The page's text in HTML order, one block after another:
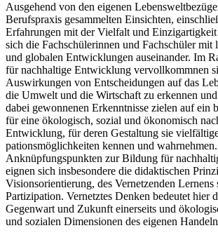
Ausgehend von den eigenen
Berufspraxis gesammel­ten Einsichten,
Erfahrungen mit der Vielfalt und Einzigartigkeit
sich die Fachschülerinnen und Fachschüler mit
und globalen Entwicklungen auseinander. Im
für nachhaltige Entwicklung vervollkommnen
Auswirkungen von Entscheidungen auf das
die Umwelt und die Wirtschaft zu erkennen
dabei gewonnenen Erkenntnisse zielen auf ein
für eine ökologisch, sozial und ökonomisch
Entwicklung, für deren Gestaltung sie
pationsmöglichkeiten kennen und
Anknüpfungspunkten zur Bildung für
eignen sich insbesondere die didaktischen
Visionsorientierung, des Vernetzenden Lernens
Partizipation. Vernetztes Denken bedeutet hier
Gegenwart und Zukunft einerseits und
und sozialen Dimensionen des eigenen